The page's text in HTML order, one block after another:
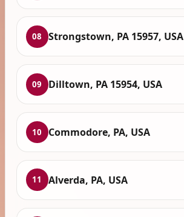
08 Strongstown, PA 15957, USA
09 Dilltown, PA 15954, USA
10 Commodore, PA, USA
11 Alverda, PA, USA